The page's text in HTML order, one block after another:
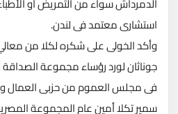
استشارى معتمد فى لندن.
وأكد الخولى على شكره لكلا من
جوناثان لورد رؤساء مجموعة الصداقة
فى مجلس العموم من حزبى العمال
سمير تكلا أمين عام المجموعة